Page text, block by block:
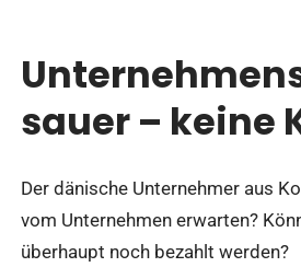
sauer – keine
Der dänische Unternehmer aus
vom Unternehmen erwarten?
überhaupt noch bezahlt werden?